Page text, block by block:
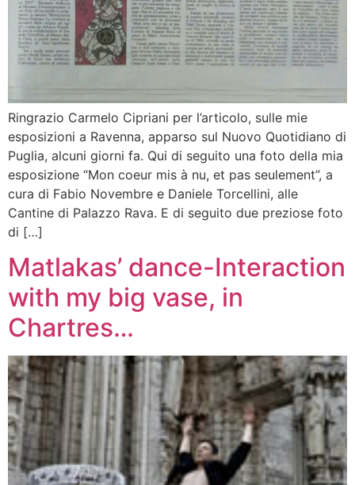
Ringrazio Carmelo Cipriani per l’articolo, sulle mie
esposizioni a Ravenna, apparso sul Nuovo Quotidiano di
Puglia, alcuni giorni fa. Qui di seguito una foto della mia
esposizione “Mon coeur mis à nu, et pas seulement”, a
cura di Fabio Novembre e Daniele Torcellini, alle
Cantine di Palazzo Rava. E di seguito due preziose foto
di […]
Matlakas’ dance-Interaction
with my big vase, in
Chartres…